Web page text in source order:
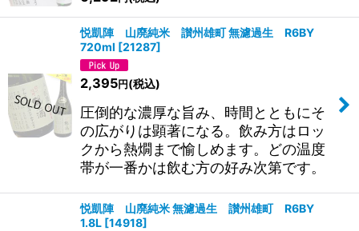
悦凱陣 山廃純米 讃州雄町 無濾過生 R6BY
720ml [21287]
2,395円 (税込)
圧倒的な濃厚な旨み、時間とともにそ
の広がりは顕著になる。飲み方はロッ
クから熱燗まで愉しめます。どの温度
帯が一番かは飲む方の好み次第です。
悦凱陣 山廃純米 無濾過生 讃州雄町 R6BY
1.8L [14918]